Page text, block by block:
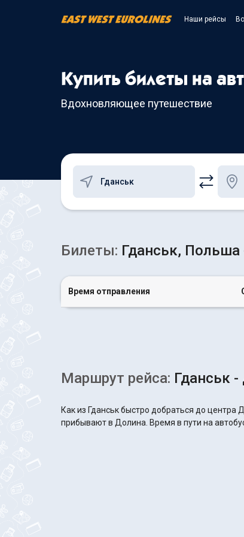
Наши рейсы
Купить билеты на
Вдохновляющее путешествие
Билеты: Гданськ,
Время отправления
Маршрут рейса: Гданськ
Как из Гданськ быстро добраться до центра
прибывают в Долина. Время в пути на